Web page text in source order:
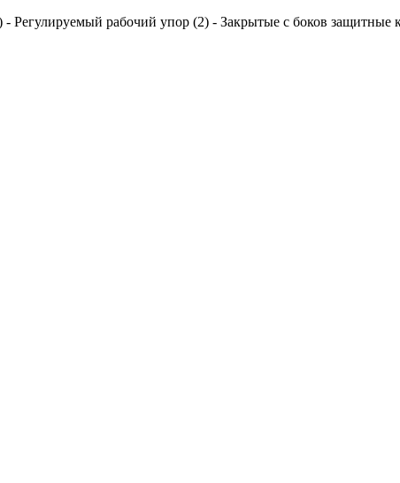
Регулируемый рабочий упор (2) - Закрытые с боков